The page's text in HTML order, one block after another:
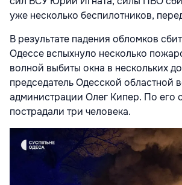
уже несколько беспилотников,
В результате падения обломков
Одессе вспыхнуло несколько
волной выбиты окна в нескольких
председатель Одесской областной
администрации Олег Кипер. По его
пострадали три человека.